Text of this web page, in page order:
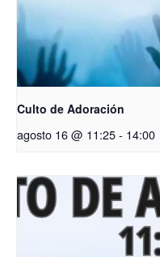
Culto de Adoración
agosto 16 @ 11:25- 14:00